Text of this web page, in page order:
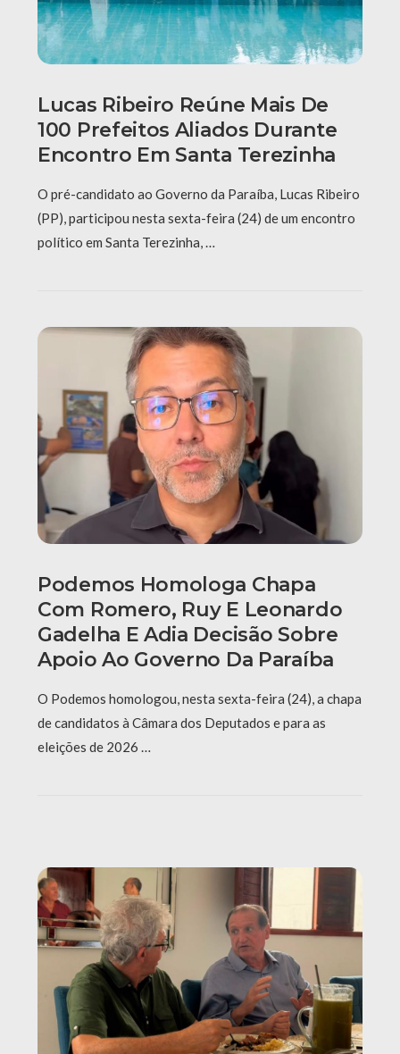
Lucas Ribeiro Reúne Mais De
100 Prefeitos Aliados Durante
Encontro Em Santa Terezinha
O pré-candidato ao Governo da Paraíba, Lucas Ribeiro
(PP), participou nesta sexta-feira (24) de um encontro
político em Santa Terezinha, …
Podemos Homologa Chapa
Com Romero, Ruy E Leonardo
Gadelha E Adia Decisão Sobre
Apoio Ao Governo Da Paraíba
O Podemos homologou, nesta sexta-feira (24), a chapa
de candidatos à Câmara dos Deputados e para as
eleições de 2026 …